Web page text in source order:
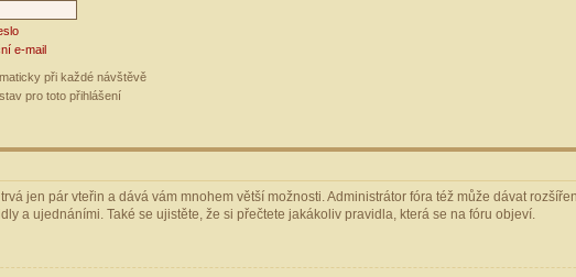
e-mail
při každé návštěvě
pro toto přihlášení
jen pár vteřin a dává vám mnohem větší možnosti. Administrátor fóra též může dávat
a ujednáními. Také se ujistěte, že si přečtete jakákoliv pravidla, která se na fóru objeví.